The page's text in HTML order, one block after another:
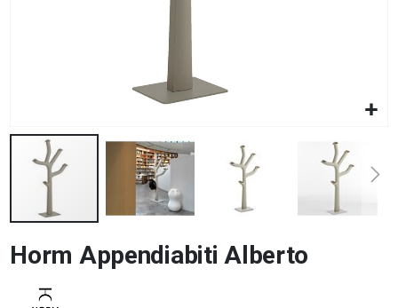
all'inizio
della
galleria
Horm Appendiabiti Alberto